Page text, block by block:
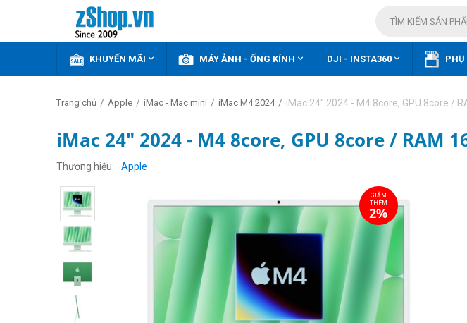
KHUYẾN MÃI  MÁY ẢNH - ỐNG KÍNH  DJI - INSTA360  PHỤ
Trang chủ / Apple / iMac - Mac mini / iMac M4 2024 / iMac 24" 2024 - M4 8core, GPU 8core /
iMac 24" 2024 - M4 8core, GPU 8core / RAM
Thương hiệu Apple